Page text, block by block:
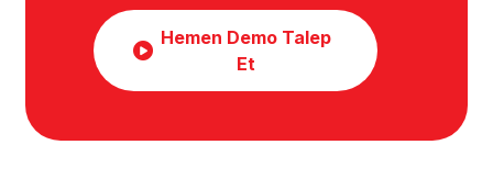
Hemen Demo Talep
Et